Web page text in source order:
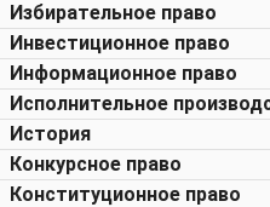
Избирательное право
Инвестиционное право
Информационное право
Исполнительное
История
Конкурсное право
Конституционное право